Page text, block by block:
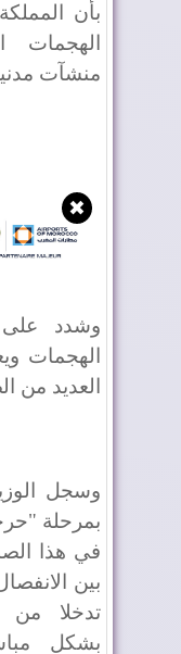
بأن
الهجمات
منشآت
✖
وشدد
الهجمات
العديد من
وسجل
بمرحلة
في هذا
بين
تدخلا من
بشكل